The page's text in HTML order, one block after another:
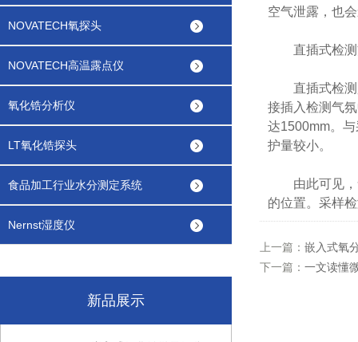
NOVATECH氧探头
NOVATECH高温露点仪
氧化锆分析仪
LT氧化锆探头
食品加工行业水分测定系统
Nernst湿度仪
新品展示
空气泄露，也
直插式检测
直插式检测是
接插入检测气
达1500mm。
护量较小。
由此可见，氧
的位置。采样
上一篇： 嵌入式氧
下一篇： 一文读懂